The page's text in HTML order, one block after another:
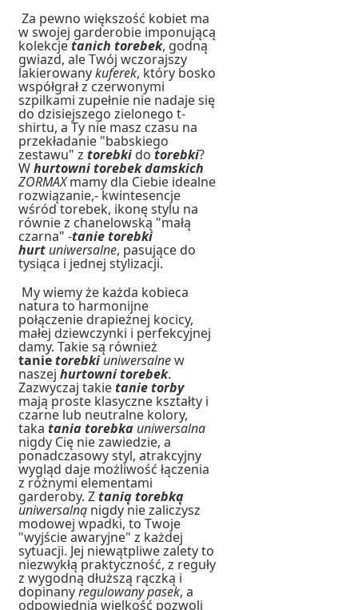
Za pewno większość kobiet ma
w swojej garderobie imponującą
kolekcjetanich torebek, godną
gwiazd, ale Twój wczorajszy
lakierowanykuferek, który bosko
współgrał z czerwonymi
szpilkami zupełnie nie nadaje się
do dzisiejszego zielonego t-
shirtu, a Ty nie masz czasu na
przekładanie "babskiego
zestawu" ztorebki dotorebki?
Whurtowni torebek damskich
ZORMAXmamy dla Ciebie idealne
rozwiązanie,- kwintesencje
wśród torebek, ikonę stylu na
równie z chanelowską "małą
czarna" -tanietorebki
hurt uniwersalne, pasujące do
tysiąca i jednej stylizacji.
My wiemy że każda kobieca
natura to harmonijne
połączenie drapieżnej kocicy,
małej dziewczynki i perfekcyjnej
damy. Takie są również
tanietorebkiuniwersalnew
naszejhurtowni torebek.
Zazwyczaj takietanie torby
mają proste klasyczne kształty i
czarne lub neutralne kolory,
takataniatorebka uniwersalna
nigdy Cię nie zawiedzie, a
ponadczasowy styl, atrakcyjny
wygląd daje możliwość łączenia
z różnymi elementami
garderoby. Ztaniątorebką
uniwersalną nigdy nie zaliczysz
modowej wpadki, to Twoje
"wyjście awaryjne" z każdej
sytuacji. Jej niewątpliwe zalety to
niezwykłą praktyczność, z reguły
z wygodną dłuższą rączką i
dopinanyregulowany pasek, a
odpowiednia wielkość pozwoli